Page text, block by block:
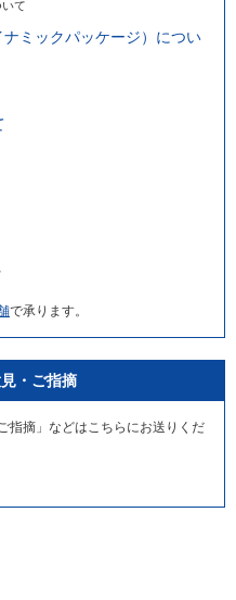
て
ミックパッケージ）につい
で承ります。
・ご指摘
指摘」などはこちらにお送りくだ